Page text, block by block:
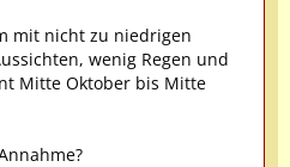
mit nicht zu niedrigen
wenig Regen und
Mitte Oktober bis Mitte